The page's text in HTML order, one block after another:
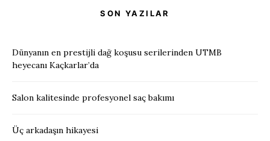
SON YAZILAR
Dünyanın en prestijli dağ koşusu serilerinden UTMB
heyecanı Kaçkarlar’da
Salon kalitesinde profesyonel saç bakımı
Üç arkadaşın hikayesi